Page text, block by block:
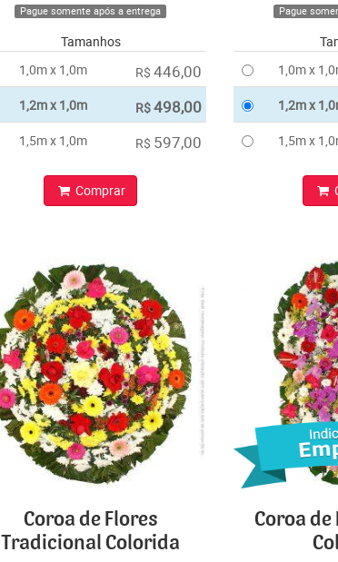
Pague somente após a entrega
Tamanhos
1,0m x 1,0m
R$ 446,00
1,2m x 1,0m R$498,00
1,5m x 1,0m R$ 597,00
Comprar
Pague
1,0m x
1,2m x
1,5m x
Coroa de Flores
Tradicional Colorida
Coroa de